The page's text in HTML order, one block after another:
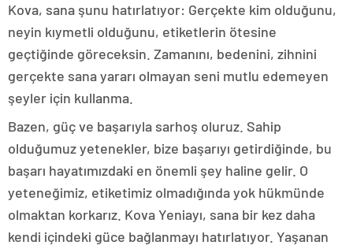
Kova, sana şunu hatırlatıyor: Gerçekte kim olduğunu,
neyin kıymetli olduğunu, etiketlerin ötesine
geçtiğinde göreceksin. Zamanını, bedenini, zihnini
gerçekte sana yararı olmayan seni mutlu edemeyen
şeyler için kullanma.
Bazen, güç ve başarıyla sarhoş oluruz. Sahip
olduğumuz yetenekler, bize başarıyı getirdiğinde, bu
başarı hayatımızdaki en önemli şey haline gelir. O
yeteneğimiz, etiketimiz olmadığında yok hükmünde
olmaktan korkarız. Kova Yeniayı, sana bir kez daha
kendi içindeki güce bağlanmayı hatırlatıyor. Yaşanan